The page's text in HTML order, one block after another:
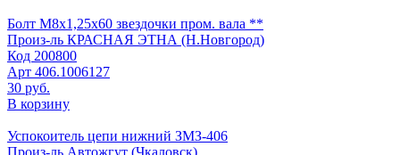
Болт М8х1,25х60 звездочки пром. вала **
Произ-ль КРАСНАЯ ЭТНА (Н.Новгород)
Код 200800
Арт 406.1006127
30 руб.
В корзину
Успокоитель цепи нижний ЗМЗ-406
Произ-ль Автожгут (Чкаловск)